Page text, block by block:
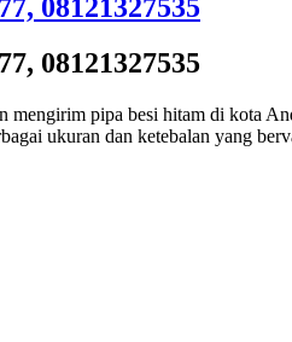
08121327535
08121327535
pipa besi hitam di kota
ukuran dan ketebalan yang